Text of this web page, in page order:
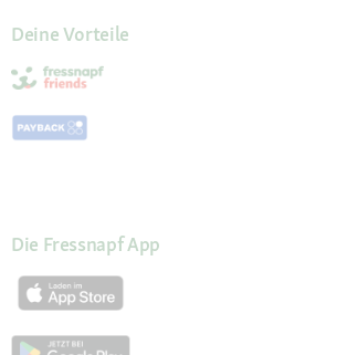
Deine Vorteile
Die Fressnapf App